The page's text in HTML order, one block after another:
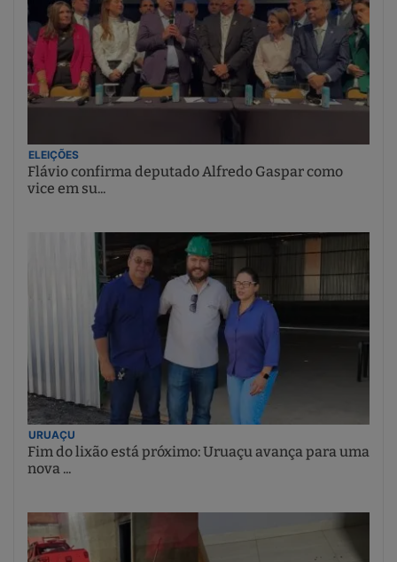
ELEIÇÕES
Flávio confirma deputado Alfredo Gaspar como
vice em su...
URUAÇU
Fim do lixão está próximo: Uruaçu avança para uma
nova ...